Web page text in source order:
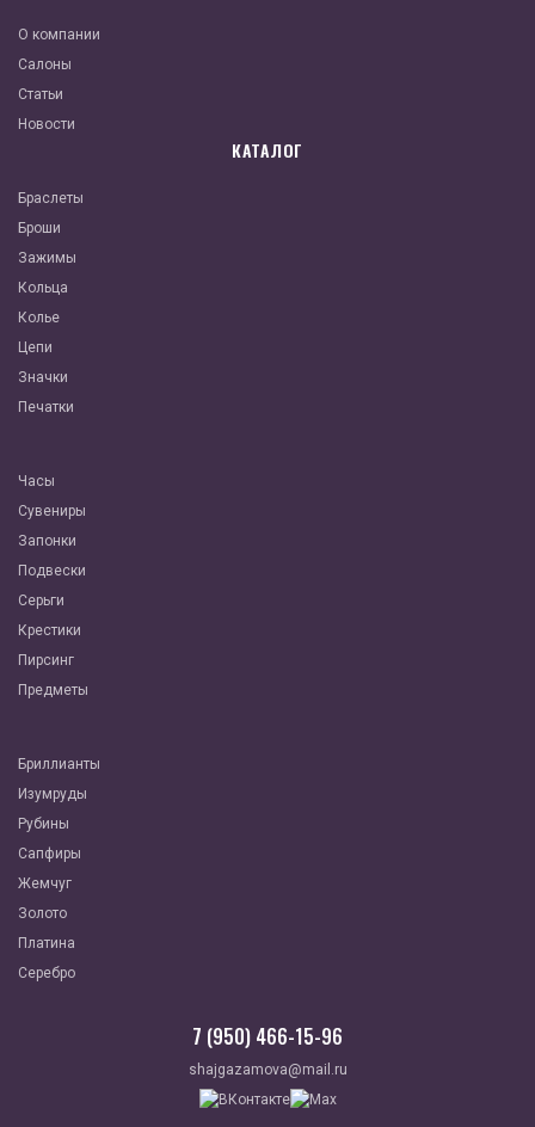
О компании
Салоны
Статьи
Новости
КАТАЛОГ
Браслеты
Броши
Зажимы
Кольца
Колье
Цепи
Значки
Печатки
Часы
Сувениры
Запонки
Подвески
Серьги
Крестики
Пирсинг
Предметы
Бриллианты
Изумруды
Рубины
Сапфиры
Жемчуг
Золото
Платина
Серебро
7 (950) 466-15-96
shajgazamova@mail.ru